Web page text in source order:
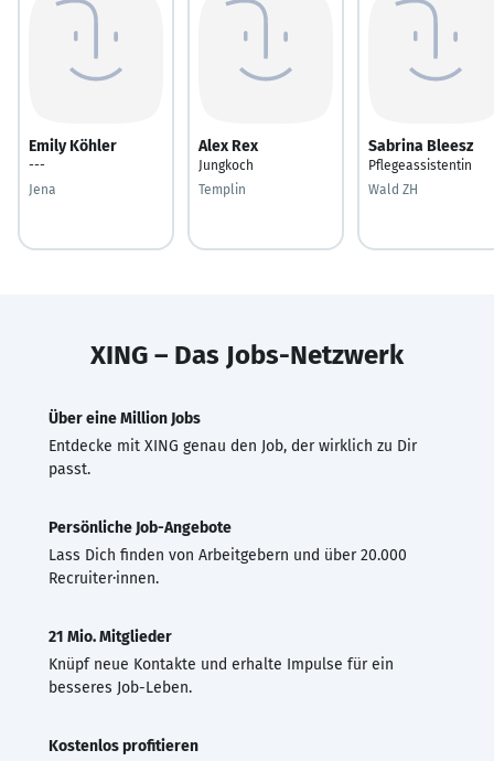
Emily Köhler
---
Jena
Alex Rex
Jungkoch
Templin
Sabrina Bleesz
Pflegeassistentin
Wald ZH
XING – Das Jobs-Netzwerk
Über eine Million Jobs
Entdecke mit XING genau den Job, der wirklich zu Dir
passt.
Persönliche Job-Angebote
Lass Dich finden von Arbeitgebern und über 20.000
Recruiter·innen.
21 Mio. Mitglieder
Knüpf neue Kontakte und erhalte Impulse für ein
besseres Job-Leben.
Kostenlos profitieren